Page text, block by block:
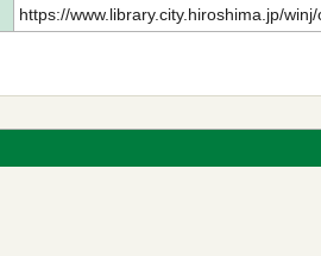
https://www.library.city.hiroshima.jp/